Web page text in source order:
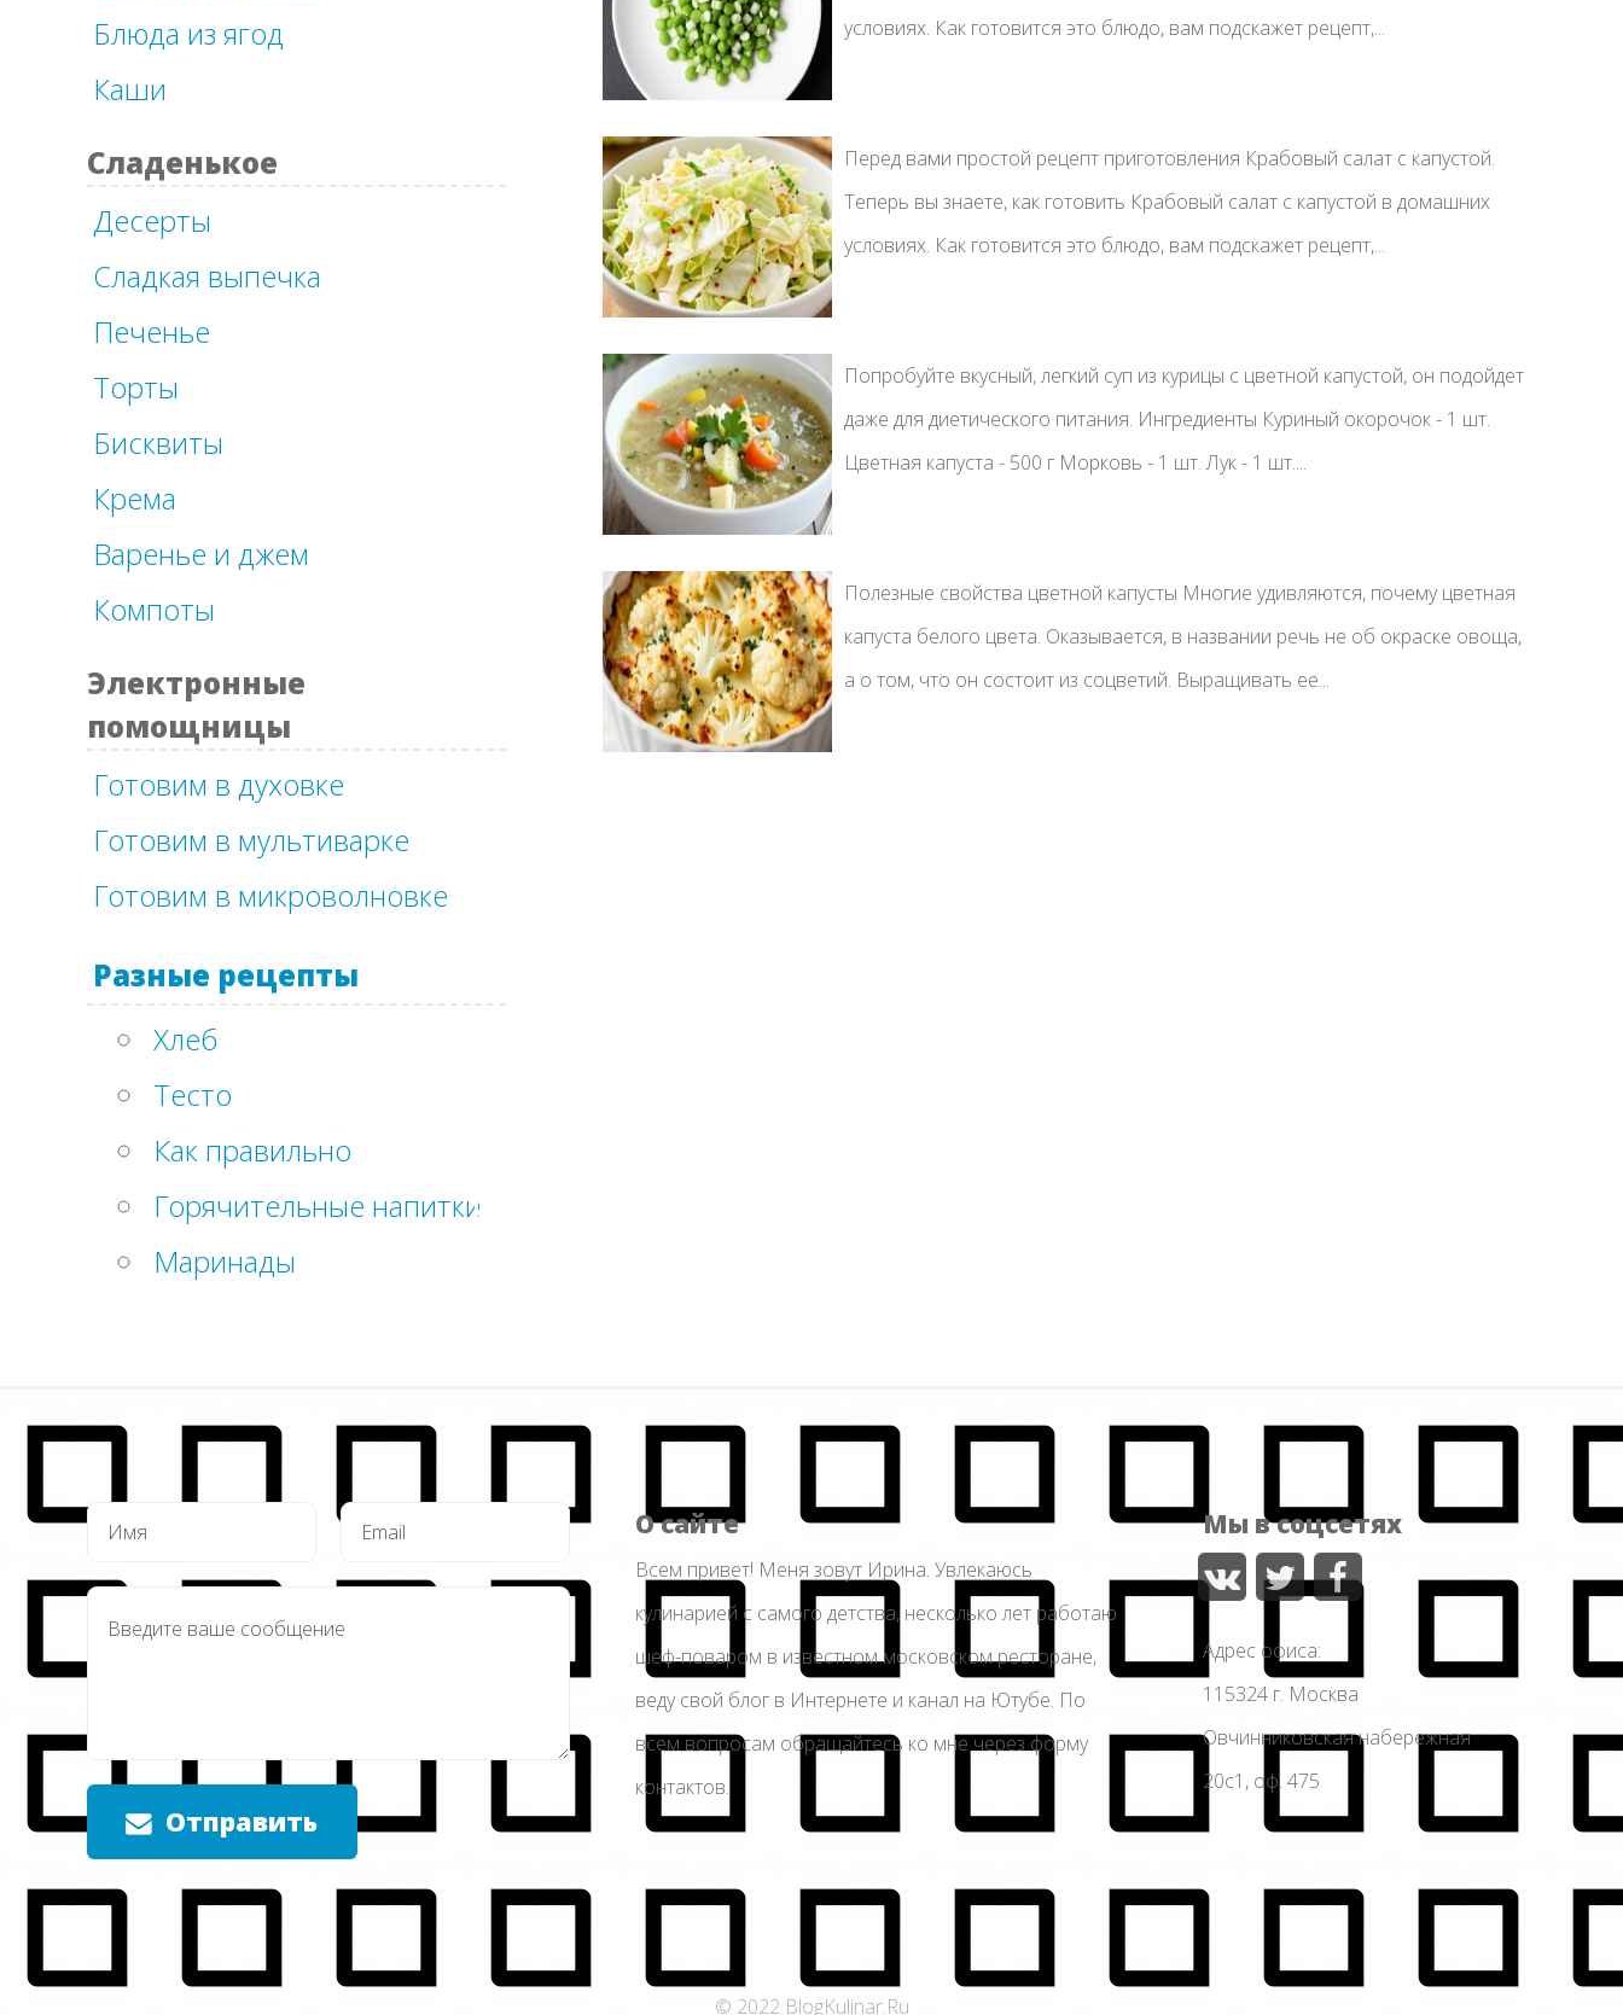
Блюда из ягод
Каши
Сладенькое
Десерты
Сладкая выпечка
Печенье
Торты
Бисквиты
Крема
Варенье и джем
Компоты
Электронные
помощницы
Готовим в духовке
Готовим в мультиварке
Готовим в микроволновке
Разные рецепты
Хлеб
Тесто
Как правильно
Горячительные напитки
Маринады
условиях. Как готовится это блюдо, вам подскажет рецепт,...
Перед вами простой рецепт приготовления Крабовый салат с капустой.
Теперь вы знаете, как готовить Крабовый салат с капустой в домашних
условиях. Как готовится это блюдо, вам подскажет рецепт,...
Попробуйте вкусный, легкий суп из курицы с цветной капустой, он подойдет
даже для диетического питания. Ингредиенты Куриный окорочок - 1 шт.
Цветная капуста - 500 г Морковь - 1 шт. Лук - 1 шт....
Полезные свойства цветной капусты Многие удивляются, почему цветная
капуста белого цвета. Оказывается, в названии речь не об окраске овоща,
а о том, что он состоит из соцветий. Выращивать ее...
Отправить
О сайте
Всем привет! Меня зовут Ирина. Увлекаюсь
кулинарией с самого детства, несколько лет работаю
шеф-поваром в известном московском ресторане,
веду свой блог в Интернете и канал на Ютубе. По
всем вопросам обращайтесь ко мне через форму
контактов.
Мы в соцсетях
Адрес офиса:
115324 г. Москва
Овчинниковская набережная
20с1, оф. 475
© 2022 BlogKulinar.Ru